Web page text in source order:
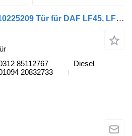
DAF LF180 (01.13-) 5010225209 Tür für DAF LF45, LF55, LF180, CF65, CF75, CF85 (2001-) Sattelzugmaschine
85112767
20832733
Diesel